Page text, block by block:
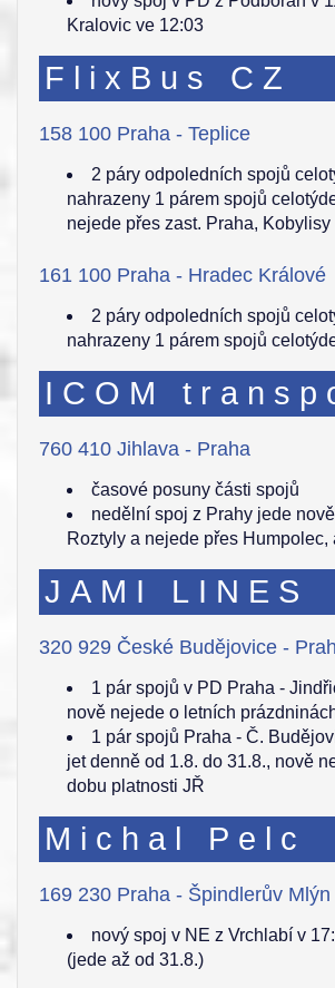
Kralovic ve 12:03
FlixBus CZ
158 100 Praha - Teplice
2 páry odpoledních spojů
nahrazeny 1 párem spojů
nejede přes zast. Praha, Kobylisy
161 100 Praha - Hradec Králové
2 páry odpoledních spojů
nahrazeny 1 párem spojů
ICOM
760 410 Jihlava - Praha
časové posuny části spojů
nedělní spoj z Prahy jede
Roztyly a nejede přes Humpolec,
JAMI LINES
320 929 České Budějovice -
1 pár spojů v PD Praha -
nově nejede o letních
1 pár spojů Praha - Č.
jet denně od 1.8. do 31.8., nově
dobu platnosti JŘ
Michal Pelc
169 230 Praha - Špindlerův Mlýn
nový spoj v NE z Vrchlabí v
(jede až od 31.8.)